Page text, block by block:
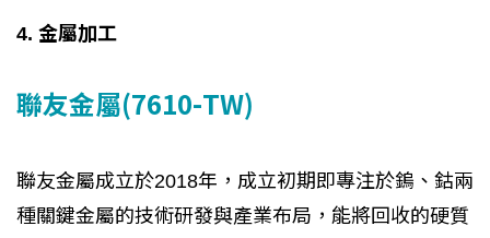
4. 金屬加工
聯友金屬(7610-TW)
聯友金屬成立於2018年，成立初期即專注於鎢、鈷兩
種關鍵金屬的技術研發與產業布局，能將回收的硬質